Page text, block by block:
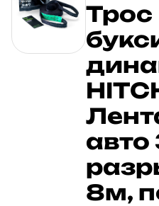
8 (4242) 30-00-72Трос
авто
8м,